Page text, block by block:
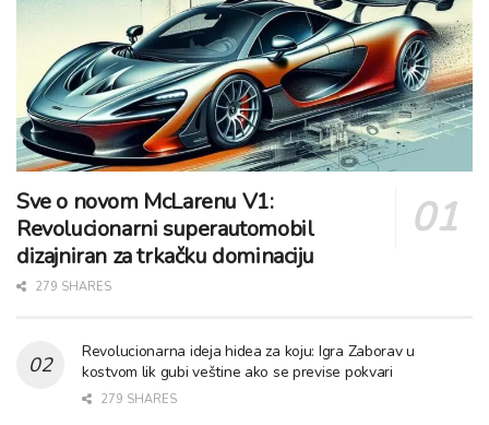
Sve o novom McLarenu V1:
Revolucionarni superautomobil
dizajniran za trkačku dominaciju
279 SHARES
Revolucionarna ideja hidea za koju: Igra Zaborav u
kostvom lik gubi veštine ako se previse pokvari
279 SHARES